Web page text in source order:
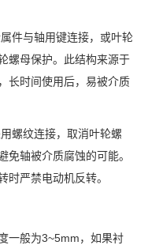
与轴用键连接，或叶轮
螺母保护。此结构来源于
长时间使用后，易被介质
螺纹连接，取消叶轮螺
免轴被介质腐蚀的可能。
时严禁电动机反转。
般为3~5mm，如果衬